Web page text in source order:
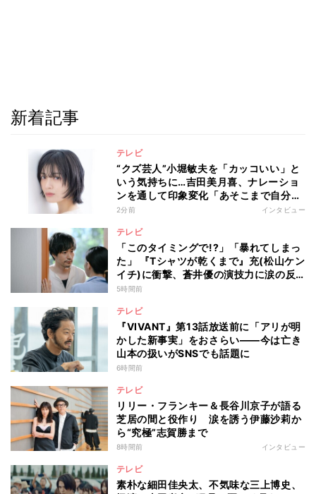
新着記事
テレビ
“クズ芸人”小堀敏夫を「カッコいい」と
いう気持ちに…吉田美月喜、ナレーショ
ンを通して印象変化「あそこまで自分に
正直に生きられる人は、なかなかいな
2分前 インタビュー
テレビ
「このタイミングで!?」「暴れてしまっ
た」 『Tシャツが乾くまで』充(松山ケン
イチ)に衝撃、蒼井優の演技力に涙の反
響も
5時間前
テレビ
『VIVANT』第13話放送前に「アリが明
かした新事実」をおさらい――今は亡き
山本の扱いがSNSでも話題に
6時間前
テレビ
リリー・フランキー＆長谷川京子が語る
芝居の間と役作り 涙を誘う伊藤沙莉か
ら“究極”志賀勝まで
8時間前 インタビュー
テレビ
素朴な細田佳央太、不気味な三上博史、